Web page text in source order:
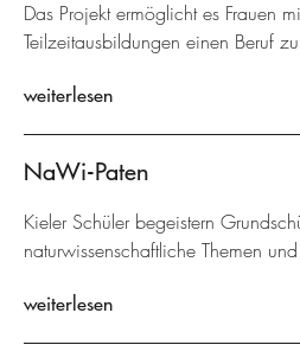
Das Projekt ermöglicht es Frauen
Teilzeitausbildungen einen Beruf
weiterlesen
NaWi-Paten
Kieler Schüler begeistern
naturwissenschaftliche Themen
weiterlesen